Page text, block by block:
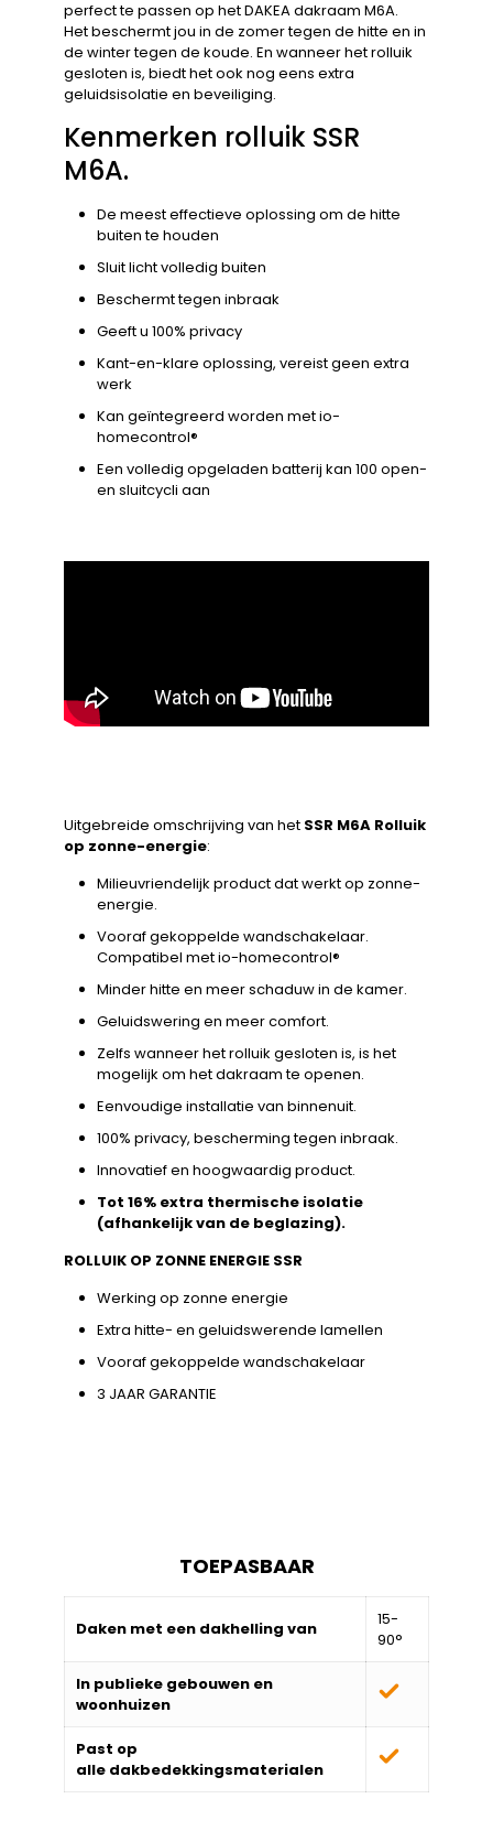
perfect te passen op het DAKEA dakraam M6A.
Het beschermt jou in de zomer tegen de hitte en in
de winter tegen de koude. En wanneer het rolluik
gesloten is, biedt het ook nog eens extra
geluidsisolatie en beveiliging.
Kenmerken rolluik SSR
M6A.
De meest effectieve oplossing om de hitte
buiten te houden
Sluit licht volledig buiten
Beschermt tegen inbraak
Geeft u 100% privacy
Kant-en-klare oplossing, vereist geen extra
werk
Kan geïntegreerd worden met io-
homecontrol®
Een volledig opgeladen batterij kan 100 open-
en sluitcycli aan
Uitgebreide omschrijving van het SSR M6A Rolluik
op zonne-energie:
Milieuvriendelijk product dat werkt op zonne-
energie.
Vooraf gekoppelde wandschakelaar.
Compatibel met io-homecontrol®
Minder hitte en meer schaduw in de kamer.
Geluidswering en meer comfort.
Zelfs wanneer het rolluik gesloten is, is het
mogelijk om het dakraam te openen.
Eenvoudige installatie van binnenuit.
100% privacy, bescherming tegen inbraak.
Innovatief en hoogwaardig product.
Tot 16% extra thermische isolatie
(afhankelijk van de beglazing).
ROLLUIK OP ZONNE ENERGIE SSR
Werking op zonne energie
Extra hitte- en geluidswerende lamellen
Vooraf gekoppelde wandschakelaar
3 JAAR GARANTIE
TOEPASBAAR
Daken met een dakhelling van
15-
90°
In publieke gebouwen en
woonhuizen
Past op
alle dakbedekkingsmaterialen